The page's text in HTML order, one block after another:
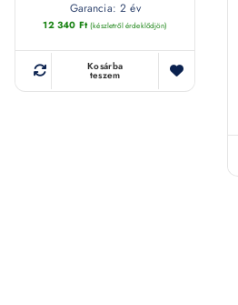
Garancia: 2 év
12 340 Ft (készletről érdeklődjön)
Kosárba
teszem